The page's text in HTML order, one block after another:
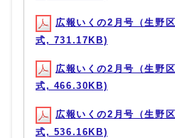
広報いくの2月号（生野
式, 731.17KB)
広報いくの2月号（生野
式, 466.30KB)
広報いくの2月号（生野
式, 536.16KB)